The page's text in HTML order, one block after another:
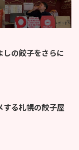
の餃子をさらに
する札幌の餃子屋